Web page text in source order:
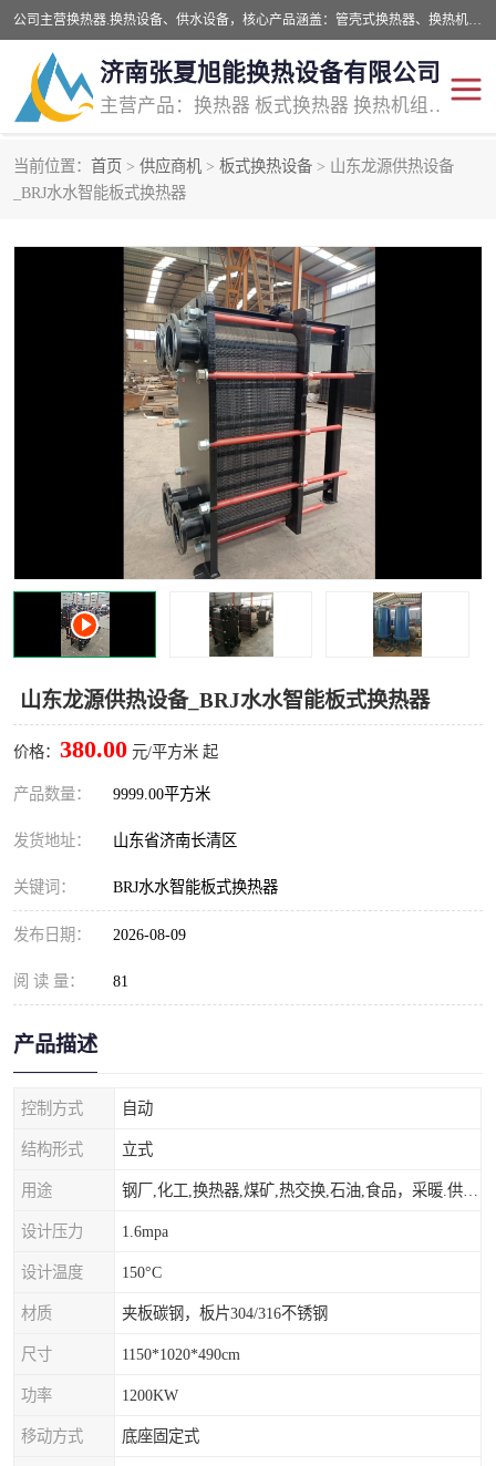
公司主营换热器.换热设备、供水设备，核心产品涵盖：管壳式换热器、换热机组、不锈钢组合式水箱、水处理设备等，提供非标设备集生产、销售、安装一体化服务，可满足全国酒店、学校、医院、商业综合体、工业项目等多场景换热与供水需求。
济南张夏旭能换热设备有限公司
主营产品：换热器 板式换热器 换热机组 供水设备 水处理设备
当前位置： 首页 > 供应商机 > 板式换热设备 > 山东龙源供热设备
_BRJ水水智能板式换热器
山东龙源供热设备_BRJ水水智能板式换热器
价格： 380.00 元/平方米 起
产品数量： 9999.00平方米
发货地址： 山东省济南长清区
关键词： BRJ水水智能板式换热器
发布日期： 2026-08-09
阅 读 量： 81
产品描述
控制方式 自动
结构形式 立式
用途
设计压力 1.6mpa
设计温度 150°C
材质 夹板碳钢，板片304/316不锈钢
尺寸 1150*1020*490cm
功率 1200KW
移动方式 底座固定式
管壳式换热器
汽水换热机组 板式换热设备
板式换热机组 定压补水装置
囊式膨胀水箱 水处理器设备
智能供水设备 锅炉辅机设备
非标加工设备